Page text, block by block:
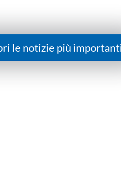
le notizie più